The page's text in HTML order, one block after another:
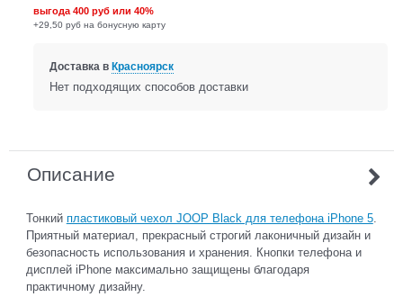
выгода400 руб или40%
+29,50 руб на бонусную карту
Доставка в Красноярск
Нет подходящих способов доставки
Описание
Тонкий пластиковый чехол JOOP Black для телефона iPhone 5.
Приятный материал, прекрасный строгий лаконичный дизайн и
безопасность использования и хранения. Кнопки телефона и
дисплей iPhone максимально защищены благодаря
практичному дизайну.